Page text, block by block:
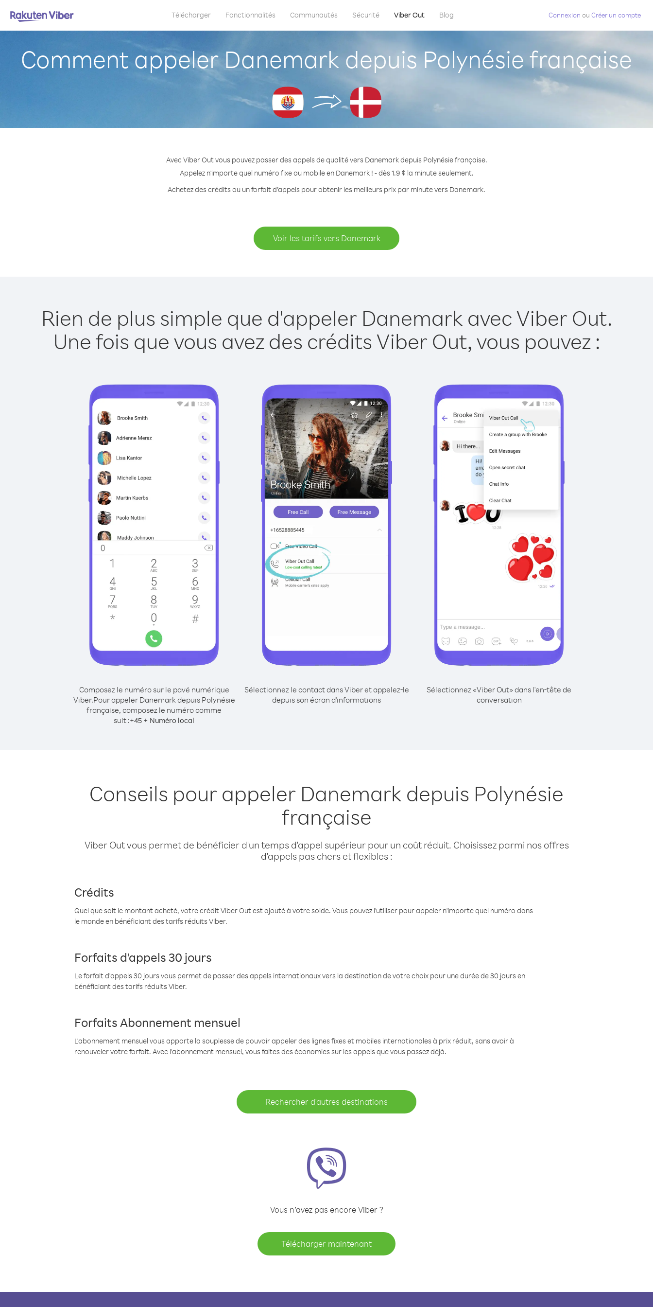
Télécharger Fonctionnalités Communautés Sécurité Viber Out Blog Connexion ou Créer un compte
Comment appeler Danemark depuis Polynésie française
Avec Viber Out vous pouvez passer des appels de qualité vers Danemark depuis Polynésie française.
Appelez n'importe quel numéro fixe ou mobile en Danemark ! - dès 1.9 ¢ la minute seulement.
Achetez des crédits ou un forfait d’appels pour obtenir les meilleurs prix par minute vers Danemark.
Voir les tarifs vers Danemark
Rien de plus simple que d'appeler Danemark avec Viber Out.
Une fois que vous avez des crédits Viber Out, vous pouvez :
Composez le numéro sur le pavé numérique
Viber.Pour appeler Danemark depuis Polynésie
française, composez le numéro comme
suit :+45 + Numéro local
Sélectionnez le contact dans Viber et appelez-le
depuis son écran d'informations
Sélectionnez «Viber Out» dans l'en-tête de
conversation
Conseils pour appeler Danemark depuis Polynésie
française
Viber Out vous permet de bénéficier d'un temps d'appel supérieur pour un coût réduit. Choisissez parmi nos offres
d'appels pas chers et flexibles :
Crédits
Quel que soit le montant acheté, votre crédit Viber Out est ajouté à votre solde. Vous pouvez l'utiliser pour appeler n'importe quel numéro dans
le monde en bénéficiant des tarifs réduits Viber.
Forfaits d'appels 30 jours
Le forfait d'appels 30 jours vous permet de passer des appels internationaux vers la destination de votre choix pour une durée de 30 jours en
bénéficiant des tarifs réduits Viber.
Forfaits Abonnement mensuel
L'abonnement mensuel vous apporte la souplesse de pouvoir appeler des lignes fixes et mobiles internationales à prix réduit, sans avoir à
renouveler votre forfait. Avec l'abonnement mensuel, vous faites des économies sur les appels que vous passez déjà.
Rechercher d'autres destinations
Vous n’avez pas encore Viber ?
Télécharger maintenant